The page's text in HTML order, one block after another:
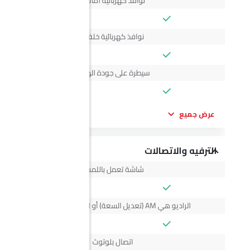
نوافذ كهربائية خلفية
سيطرة على جودة الهواء
عرض جميع
الترفيه والاتصالات
شاشة تعمل باللمس
الراديو هي AM (تعديل السعة) أو FM (تضمين التردد)،
اتصال بلوتوث